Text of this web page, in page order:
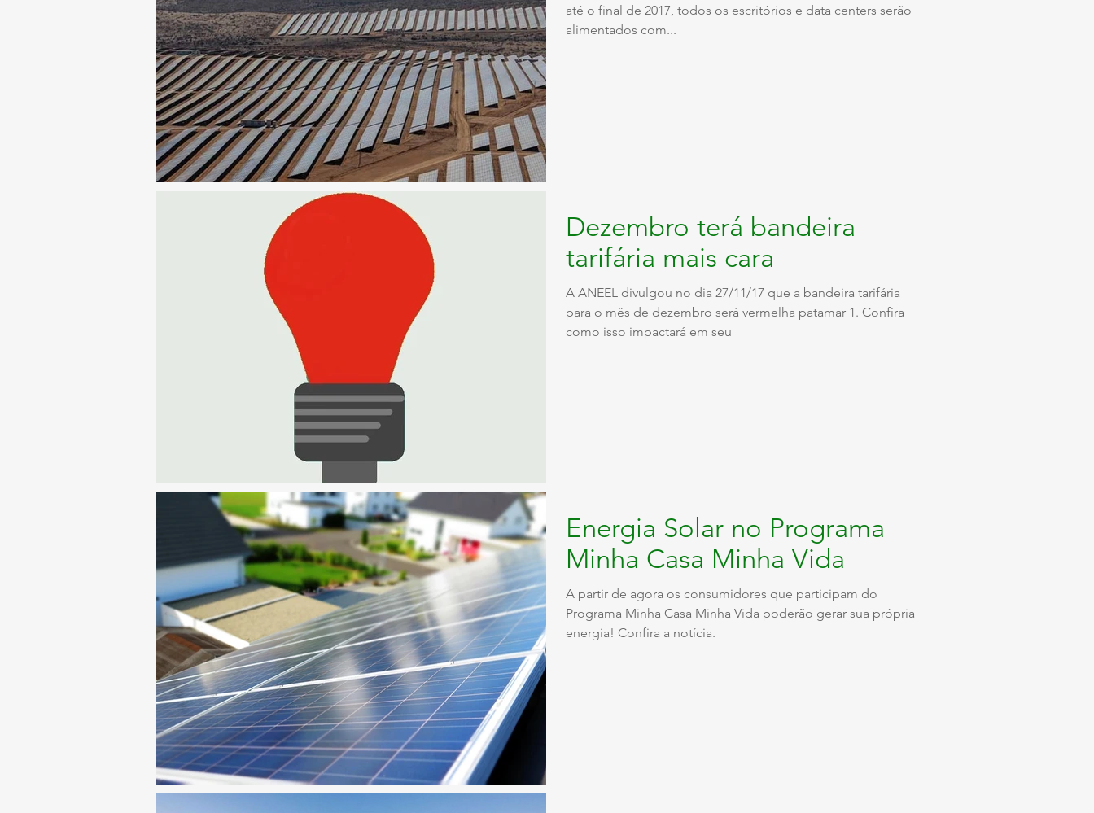
até o final de 2017, todos os escritórios e data centers serão
alimentados com...
Dezembro terá bandeira
tarifária mais cara
A ANEEL divulgou no dia 27/11/17 que a bandeira tarifária
para o mês de dezembro será vermelha patamar 1. Confira
como isso impactará em seu
Energia Solar no Programa
Minha Casa Minha Vida
A partir de agora os consumidores que participam do
Programa Minha Casa Minha Vida poderão gerar sua própria
energia! Confira a notícia.